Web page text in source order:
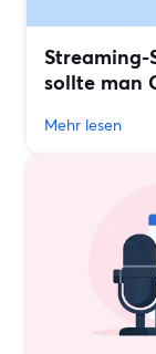
Streaming-
sollte man
Mehr lesen